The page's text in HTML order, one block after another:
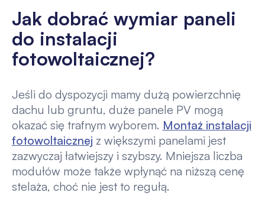
Jak dobrać wymiar paneli
do instalacji
fotowoltaicznej?
Jeśli do dyspozycji mamy dużą powierzchnię
dachu lub gruntu, duże panele PV mogą
okazać się trafnym wyborem. Montaż instalacji
fotowoltaicznej z większymi panelami jest
zazwyczaj łatwiejszy i szybszy. Mniejsza liczba
modułów może także wpłynąć na niższą cenę
stelaża, choć nie jest to regułą.